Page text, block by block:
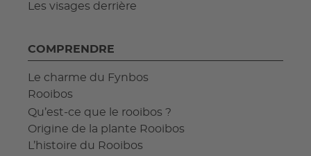
Les visages derrière
COMPRENDRE
Le charme du Fynbos
Rooibos
Qu’est-ce que le rooibos ?
Origine de la plante Rooibos
L’histoire du Rooibos